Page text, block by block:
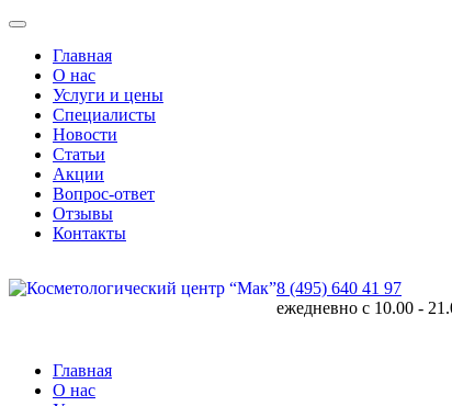
Главная
О нас
Услуги и цены
Специалисты
Новости
Статьи
Акции
Вопрос-ответ
Отзывы
Контакты
8 (495) 640 41 97
ежедневно с 10.00 -
Главная
О нас